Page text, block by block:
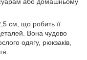
см, що робить її
Вона чудово
одягу, рюкзаків,